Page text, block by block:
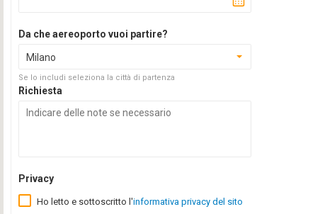
Da che aereoporto vuoi partire?
Milano
Se lo includi seleziona la città di partenza
Richiesta
Privacy
Ho letto e sottoscritto l'informativa privacy del sito